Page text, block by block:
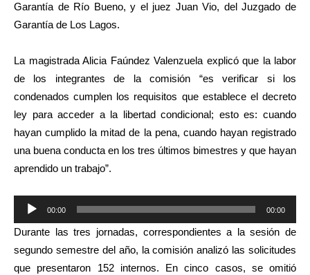
Garantía de Río Bueno, y el juez Juan Vio, del Juzgado de
Garantía de Los Lagos.
La magistrada Alicia Faúndez Valenzuela explicó que la labor
de los integrantes de la comisión “es verificar si los
condenados cumplen los requisitos que establece el decreto
ley para acceder a la libertad condicional; esto es: cuando
hayan cumplido la mitad de la pena, cuando hayan registrado
una buena conducta en los tres últimos bimestres y que hayan
aprendido un trabajo”.
Reproductor
de
audio
00:00 00:00
Durante las tres jornadas, correspondientes a la sesión de
segundo semestre del año, la comisión analizó las solicitudes
que presentaron 152 internos. En cinco casos, se omitió